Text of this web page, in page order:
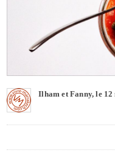
Ilham et Fanny, le 12